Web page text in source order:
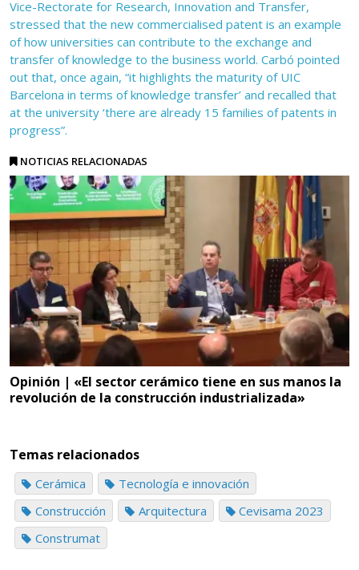
Vice-Rectorate for Research, Innovation and Transfer,
stressed that the new commercialised patent is an example
of how universities can contribute to the exchange and
transfer of knowledge to the business world. Carbó pointed
out that, once again, “it highlights the maturity of UIC
Barcelona in terms of knowledge transfer’ and recalled that
at the university ‘there are already 15 families of patents in
progress”.
NOTICIAS RELACIONADAS
Opinión | «El sector cerámico tiene en sus manos la
revolución de la construcción industrializada»
Temas relacionados
Cerámica
Tecnología e innovación
Construcción
Arquitectura
Cevisama 2023
Construmat